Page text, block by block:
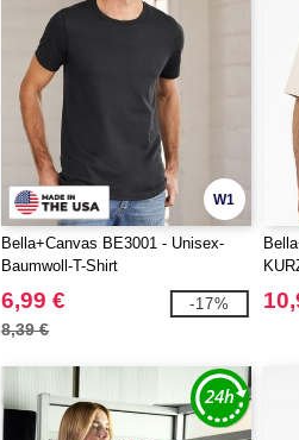
W1
Bella+Canvas BE3001 - Unisex-
Baumwoll-T-Shirt
6,99 €
8,39 €
-17%